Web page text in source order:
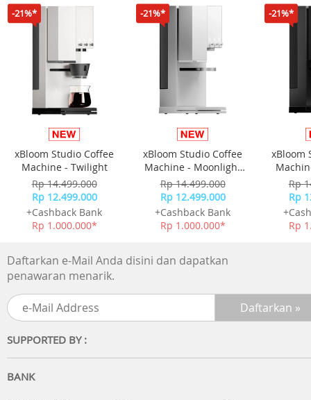
Weight: 97gr
Include :Box, Jam Tangan, Kartu Garansi, Manual
-21%*
xBloom Studio Coffee
Machine - Twilight
Rp 14.499.000
Rp 12.499.000
+Cashback Bank
Rp 1.000.000*
-21%*
xBloom Studio Coffee
Machine - Moonlight
White
Rp 14.499.000
Rp 12.499.000
+Cashback Bank
Rp 1.000.000*
-21%*
xBloom
Rp
Rp
Rp
Daftarkan e-Mail Anda disini dan dapatkan
penawaran menarik.
SUPPORTED BY :
BANK